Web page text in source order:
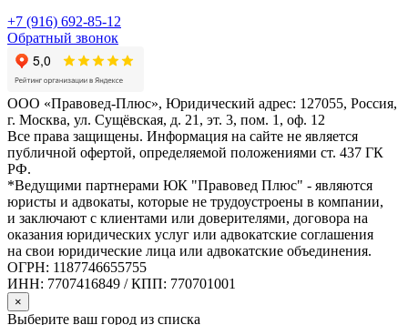
+7 (916) 692-85-12
Обратный звонок
ООО «Правовед-Плюс», Юридический адрес: 127055, Россия,
г. Москва, ул. Сущёвская, д. 21, эт. 3, пом. 1, оф. 12
Все права защищены. Информация на сайте не является
публичной офертой, определяемой положениями ст. 437 ГК
РФ.
*Ведущими партнерами ЮК "Правовед Плюс" - являются
юристы и адвокаты, которые не трудоустроены в компании,
и заключают с клиентами или доверителями, договора на
оказания юридических услуг или адвокатские соглашения
на свои юридические лица или адвокатские объединения.
ОГРН: 1187746655755
ИНН: 7707416849 / КПП: 770701001
×
Выберите ваш город из списка